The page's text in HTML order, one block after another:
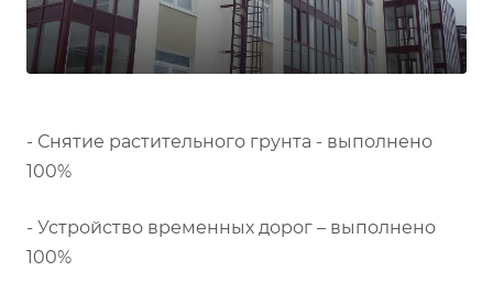
- Снятие растительного грунта - выполнено
100%
- Устройство временных дорог – выполнено
100%